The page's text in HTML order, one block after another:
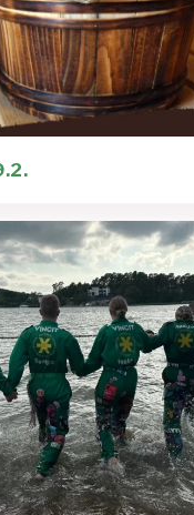
:
käyntiin ja nyt onkin
Helmisaunan!
tapaan
helmisauna
sauna
: